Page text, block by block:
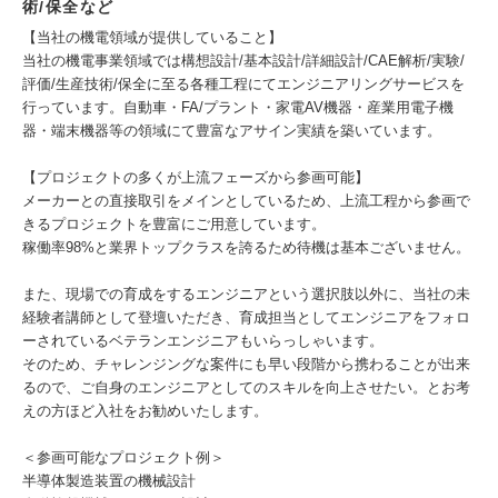
術/保全など
【当社の機電領域が提供していること】
当社の機電事業領域では構想設計/基本設計/詳細設計/CAE解析/実験/
評価/生産技術/保全に至る各種工程にてエンジニアリングサービスを
行っています。自動車・FA/プラント・家電AV機器・産業用電子機
器・端末機器等の領域にて豊富なアサイン実績を築いています。
【プロジェクトの多くが上流フェーズから参画可能】
メーカーとの直接取引をメインとしているため、上流工程から参画で
きるプロジェクトを豊富にご用意しています。
稼働率98%と業界トップクラスを誇るため待機は基本ございません。
また、現場での育成をするエンジニアという選択肢以外に、当社の未
経験者講師として登壇いただき、育成担当としてエンジニアをフォロ
ーされているベテランエンジニアもいらっしゃいます。
そのため、チャレンジングな案件にも早い段階から携わることが出来
るので、ご自身のエンジニアとしてのスキルを向上させたい。とお考
えの方ほど入社をお勧めいたします。
＜参画可能なプロジェクト例＞
半導体製造装置の機械設計